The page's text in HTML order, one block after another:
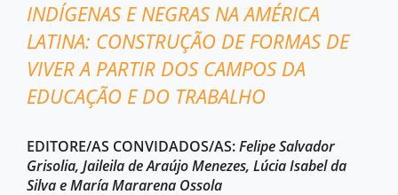
INDÍGENAS E NEGRAS NA AMÉRICA
LATINA: CONSTRUÇÃO DE FORMAS DE
VIVER A PARTIR DOS CAMPOS DA
EDUCAÇÃO E DO TRABALHO
EDITORE/AS CONVIDADOS/AS:Felipe Salvador
Grisolia, Jaileila de Araújo Menezes, Lúcia Isabel da
Silva e María Mararena Ossola